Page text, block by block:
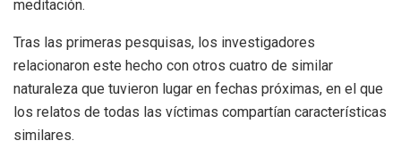
meditación.
Tras las primeras pesquisas, los investigadores
relacionaron este hecho con otros cuatro de similar
naturaleza que tuvieron lugar en fechas próximas, en el que
los relatos de todas las víctimas compartían características
similares.